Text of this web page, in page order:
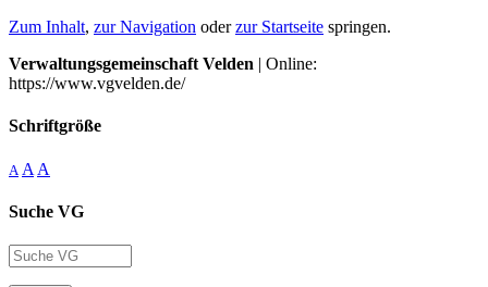
Zum Inhalt, zur Navigation oderzur Startseite springen.
Verwaltungsgemeinschaft Velden | Online:
https://www.vgvelden.de/
Schriftgröße
A A A
Suche VG